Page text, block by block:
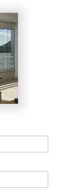
Leopoldina,
necessita
da
variadas
de
portas de
você
estamos à